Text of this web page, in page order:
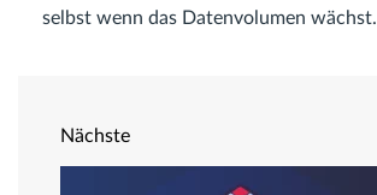
selbst wenn das Datenvolumen wächst.
Nächste